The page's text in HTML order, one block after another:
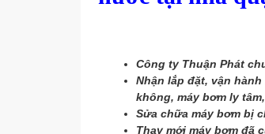
Công ty Thuận Phát
Nhận lắp đặt, vận
không, máy bơm ly
Sửa chữa máy bơm bị
Thay mới máy bơm đã